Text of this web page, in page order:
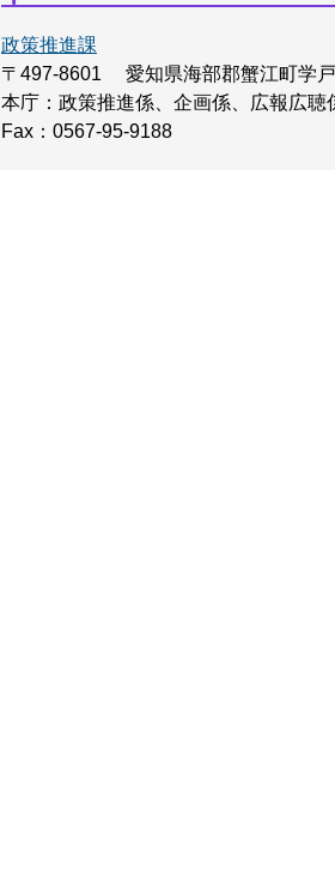
政策推進課
〒497-8601
愛知県海部郡蟹江町学
本庁：政策推進係、企画係、広報広聴
Fax：0567-95-9188